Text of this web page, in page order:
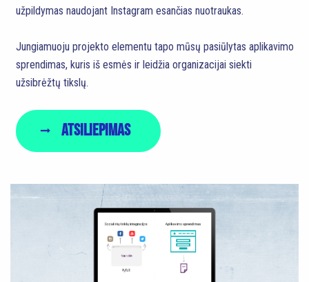
užpildymas naudojant Instagram esančias nuotraukas.
Jungiamuoju projekto elementu tapo mūsų pasiūlytas aplikavimo
sprendimas, kuris iš esmės ir leidžia organizacijai siekti
užsibrėžtų tikslų.
Atsiliepimas